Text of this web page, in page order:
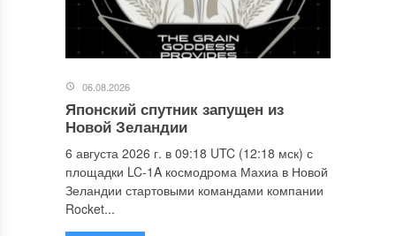
06.08.2026
Японский спутник запущен из
Новой Зеландии
6 августа 2026 г. в 09:18 UTC (12:18 мск) с
площадки LC-1A космодрома Махиа в Новой
Зеландии стартовыми командами компании
Rocket...